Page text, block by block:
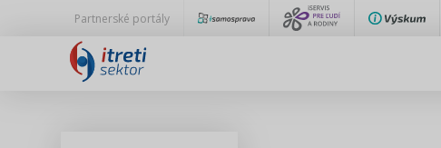
Partnerské portály